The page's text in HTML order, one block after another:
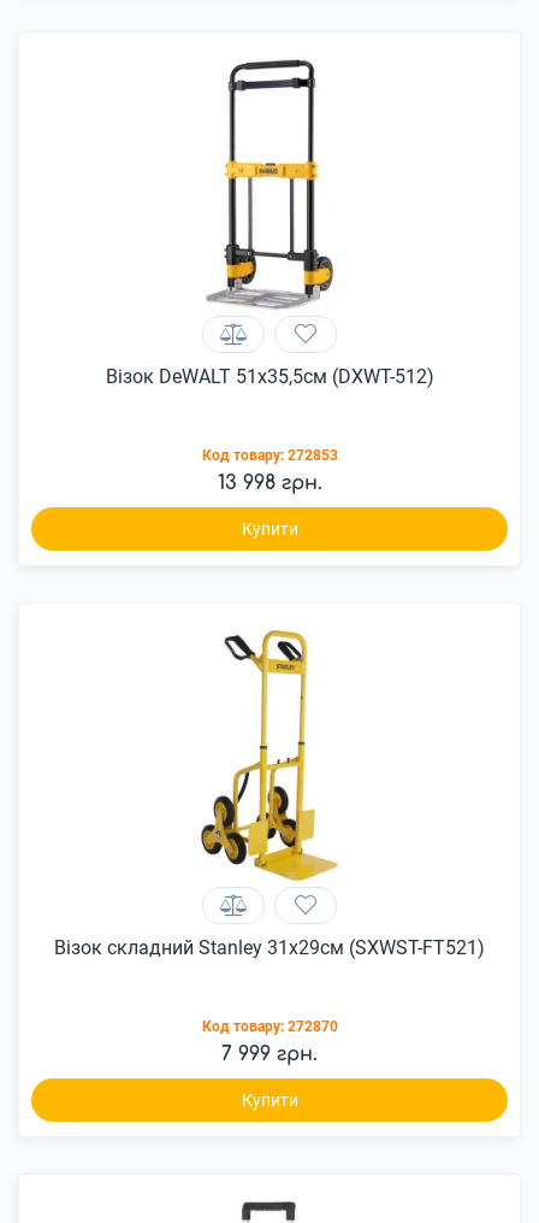
Візок DeWALT 51x35,5см (DXWT-512)
Код товару: 272853
13 998 грн.
Купити
Візок складний Stanley 31х29см (SXWST-FT521)
Код товару: 272870
7 999 грн.
Купити